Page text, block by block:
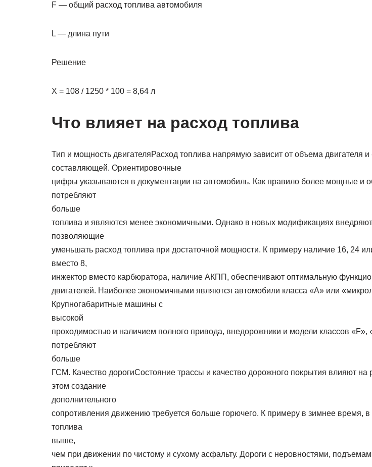
F — общий расход топлива автомобиля
L — длина пути
Решение
X = 108 / 1250 * 100 = 8,64 л
Что влияет на расход топлива
Тип и мощность двигателяРасход топлива напрямую зависит от объема двигателя и
составляющей. Ориентировочные
цифры указываются в документации на автомобиль. Как правило более мощные и
потребляют
больше
топлива и являются менее экономичными. Однако в новых модификациях
позволяющие
уменьшать расход топлива при достаточной мощности. К примеру наличие 16, 24
вместо 8,
инжектор вместо карбюратора, наличие АКПП, обеспечивают оптимальную
двигателей. Наиболее экономичными являются автомобили класса «А» или
Крупногабаритные машины с
высокой
проходимостью и наличием полного привода, внедорожники и модели классов «F»,
потребляют
больше
ГСМ. Качество дорогиСостояние трассы и качество дорожного покрытия влияют на
этом создание
дополнительного
сопротивления движению требуется больше горючего. К примеру в зимнее время, в
топлива
выше,
чем при движении по чистому и сухому асфальту. Дороги с неровностями,